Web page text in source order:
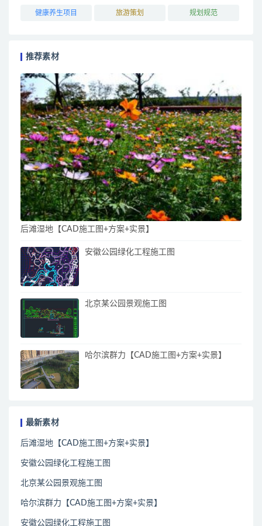
健康养生项目 旅游策划 规划规范
推荐素材
后滩湿地【CAD施工图+方案+实景】
安徽公园绿化工程施工图
北京某公园景观施工图
哈尔滨群力【CAD施工图+方案+实景】
最新素材
后滩湿地【CAD施工图+方案+实景】
安徽公园绿化工程施工图
北京某公园景观施工图
哈尔滨群力【CAD施工图+方案+实景】
安徽公园绿化工程施工图